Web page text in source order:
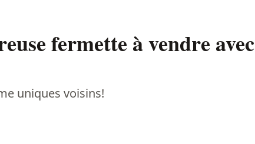
fermette à vendre avec
uniques voisins!